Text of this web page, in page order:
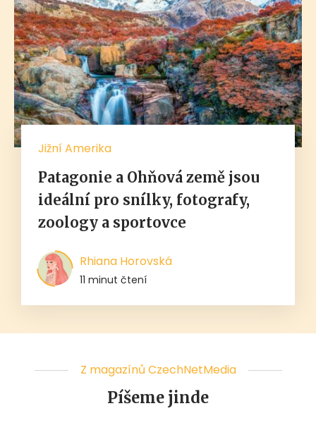
Jižní Amerika
Patagonie a Ohňová země jsou
ideální pro snílky, fotografy,
zoology a sportovce
Rhiana Horovská
11 minut čtení
Z magazínů CzechNetMedia
Píšeme jinde